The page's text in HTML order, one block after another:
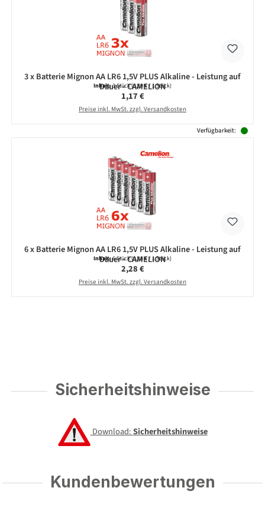
3 x Batterie Mignon AA LR6 1,5V PLUS Alkaline - Leistung auf
Dauer - CAMELION
Inhalt:3 Stück(0,39 € / 1 Stück)
Regulärer Preis:
1,17 €
Preise inkl. MwSt. zzgl. Versandkosten
Verfügbarkeit:
6 x Batterie Mignon AA LR6 1,5V PLUS Alkaline - Leistung auf
Dauer - CAMELION
Inhalt:6 Stück(0,38 € / 1 Stück)
Regulärer Preis:
2,28 €
Preise inkl. MwSt. zzgl. Versandkosten
Sicherheitshinweise
Download:Sicherheitshinweise
Kundenbewertungen